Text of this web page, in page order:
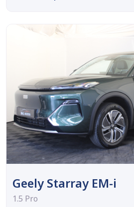
Geely Starray EM-i
1.5 Pro